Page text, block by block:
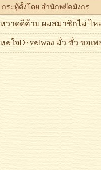
กระทู้ตั้งโดย สำนักพยัคมังกร
หวาดดีค้าบ ผมสมาชิกไม่ ไ
ห๏ใจD~v๏lwaง มั่ว ซั่ว ขอเ